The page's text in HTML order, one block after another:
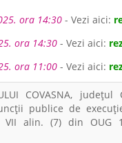
ora 14:30 - Vezi aici:
ora 14:30 - Vezi aici:
ora 11:00 - Vezi aici:
COVASNA,
publice de
alin. (7) din OUG